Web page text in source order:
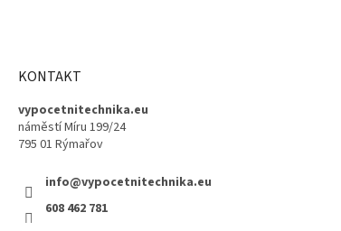
KONTAKT
vypocetnitechnika.eu
náměstí Míru 199/24
795 01 Rýmařov
info@vypocetnitechnika.eu
608 462 781